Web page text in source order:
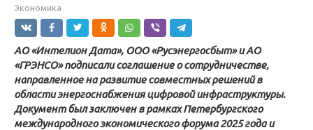
Экономика
АО «Интелион Дата», ООО «Русэнергосбыт» и АО
«ГРЭНСО» подписали соглашение о сотрудничестве,
направленное на развитие совместных решений в
области энергоснабжения цифровой инфраструктуры.
Документ был заключен в рамках Петербургского
международного экономического форума 2025 года и